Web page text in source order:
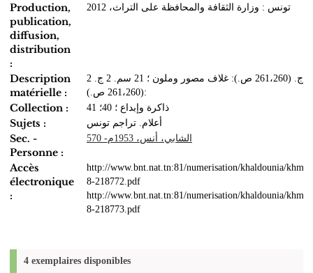
Production,
publication,
diffusion,
distribution
:
تونس : وزارة الثقافة والمحافظة على التراث، 2012
Description
matérielle :
2 ج. (261،260 ص.): غلاف مصور وملون ؛ 21 سم. 2 ج.
(261،260 ص.):
Collection : ذاكرة وإبداع ؛ 40؛ 41
Sujets : أعلام. تراجم تونس
Sec. -
Personne :
الشابي، أنس، 1953م- 570
Accès
électronique
:
http://www.bnt.nat.tn:81/numerisation/khaldounia/
8-218772.pdf
http://www.bnt.nat.tn:81/numerisation/khaldounia/
8-218773.pdf
4 exemplaires disponibles